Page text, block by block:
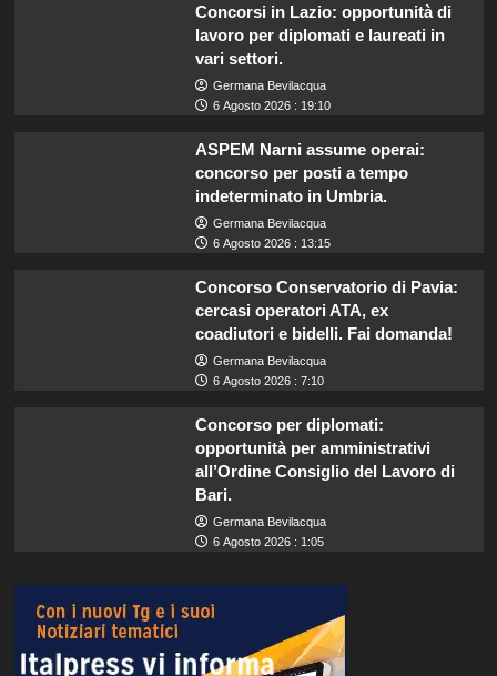
Concorsi in Lazio: opportunità di
lavoro per diplomati e laureati in
vari settori.
Germana Bevilacqua
6 Agosto 2026 : 19:10
ASPEM Narni assume operai:
concorso per posti a tempo
indeterminato in Umbria.
Germana Bevilacqua
6 Agosto 2026 : 13:15
Concorso Conservatorio di Pavia:
cercasi operatori ATA, ex
coadiutori e bidelli. Fai domanda!
Germana Bevilacqua
6 Agosto 2026 : 7:10
Concorso per diplomati:
opportunità per amministrativi
all’Ordine Consiglio del Lavoro di
Bari.
Germana Bevilacqua
6 Agosto 2026 : 1:05